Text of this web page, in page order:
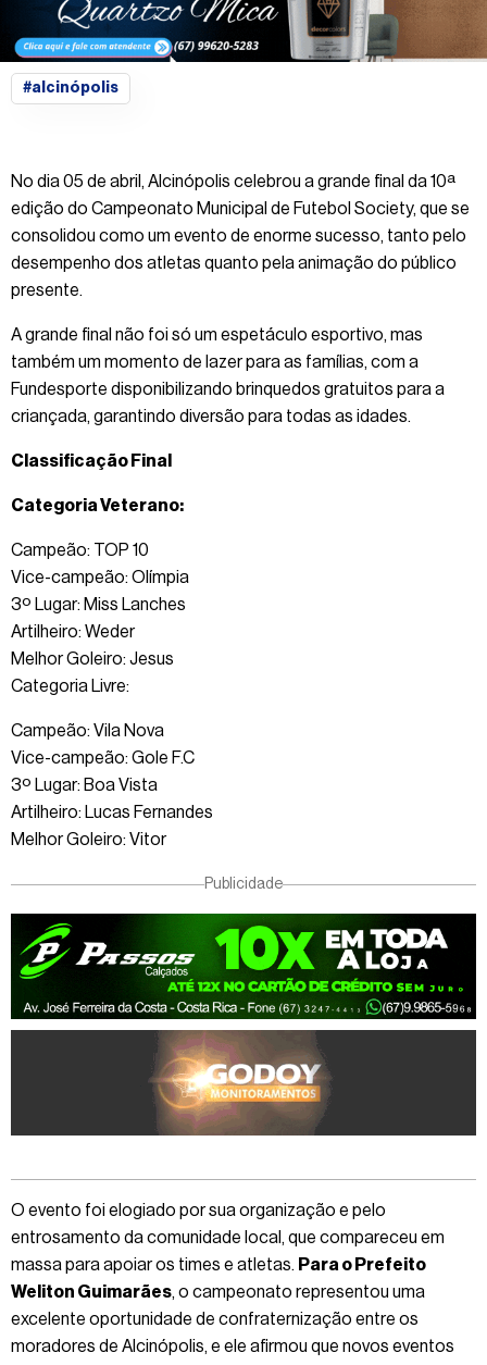
#alcinópolis
No dia 05 de abril, Alcinópolis celebrou a grande final da 10ª
edição do Campeonato Municipal de Futebol Society, que se
consolidou como um evento de enorme sucesso, tanto pelo
desempenho dos atletas quanto pela animação do público
presente.
A grande final não foi só um espetáculo esportivo, mas
também um momento de lazer para as famílias, com a
Fundesporte disponibilizando brinquedos gratuitos para a
criançada, garantindo diversão para todas as idades.
Classificação Final
Categoria Veterano:
Campeão: TOP 10
Vice-campeão: Olímpia
3º Lugar: Miss Lanches
Artilheiro: Weder
Melhor Goleiro: Jesus
Categoria Livre:
Campeão: Vila Nova
Vice-campeão: Gole F.C
3º Lugar: Boa Vista
Artilheiro: Lucas Fernandes
Melhor Goleiro: Vitor
Publicidade
O evento foi elogiado por sua organização e pelo
entrosamento da comunidade local, que compareceu em
massa para apoiar os times e atletas. Para o Prefeito
Weliton Guimarães, o campeonato representou uma
excelente oportunidade de confraternização entre os
moradores de Alcinópolis, e ele afirmou que novos eventos